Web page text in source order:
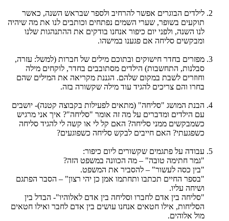
לילדים הבוגרים אפשר להרחיב ולספר שבראש השנה, כאשר
תוקעים בשופר, שערי השמים נפתחים וכותבים לנו את מה שיהיה
לנו השנה, ולפני יום כיפור אנחנו בודקים את ההתנהגות שלנו
ומבקשים סליחה אם פגענו במישהו.
מפזרים בחדר חישוקים ובתוכם מילים של חברות (למשל: עזרה,
סבלנות, התחשבות) הילדים מסתובבים בחדר, לוקחים מילה
וחוזרים לשבת במקום שלהם. הגננת מקריאה את המילים שהם
בחרו והם צריכים להגיד עוד מילה שקשורה בזה.
הבנת המושג "סליחה" (מתאים לפעילות בקבוצה קטנה)- יושבים
עם הילדים ומדברים על מה זה אומר "סליחה"? איך אני מרגיש
כשמבקשים ממני סליחה? האם קל לי או קשה לי להגיד סליחה
כשפגעתי? האם חייבים לבקש סליחה כשפוגעים?
עבודה על פתגמים שקשורים ליום כיפור:
"גמר חתימה טובה" – מה הכוונה במשפט הזה?
"בין כסה לעשור" – להסביר את המשפט.
"בספר החיים תכתבו ותחתמו אמן כן יהי רצון" – הסבר הפתגם
ושיחה עליו.
"סליחה בין אדם לחברו וסליחה בין אדם לאלוהיו"- הבדל בין
הסליחות, אילו חטאים אנחנו עושים בין אדם לחבר ואילו חטאים
מול אלוהים.